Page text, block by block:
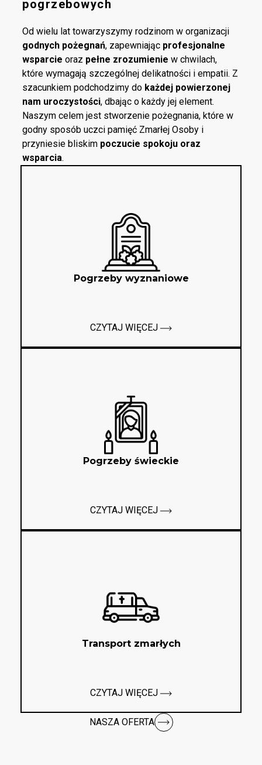
pogrzebowych
Od wielu lat towarzyszymy rodzinom w organizacji
godnych pożegnań, zapewniając profesjonalne
wsparcie oraz pełne zrozumienie w chwilach,
które wymagają szczególnej delikatności i empatii. Z
szacunkiem podchodzimy do każdej powierzonej
nam uroczystości, dbając o każdy jej element.
Naszym celem jest stworzenie pożegnania, które w
godny sposób uczci pamięć Zmarłej Osoby i
przyniesie bliskim poczucie spokoju oraz
wsparcia.
Pogrzeby wyznaniowe
CZYTAJ WIĘCEJ
Pogrzeby świeckie
CZYTAJ WIĘCEJ
Transport zmarłych
CZYTAJ WIĘCEJ
NASZA OFERTA